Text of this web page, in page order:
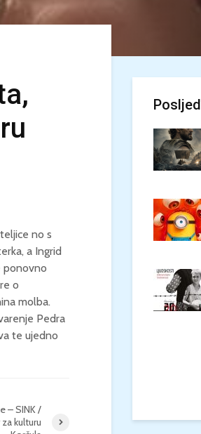
no s
a Ingrid
ponovno
o
molba.
Pedra
te ujedno
– SINK /
kulturu
21:00 / Ljetno kino
21:00 / Centar za
kulturu Korčula /15+